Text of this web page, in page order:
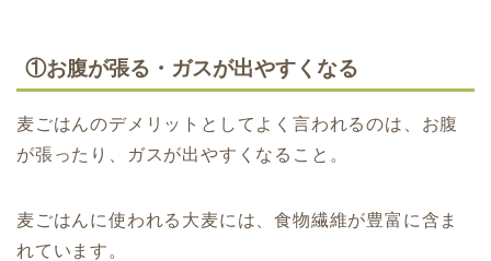
①お腹が張る・ガスが出やすくなる
麦ごはんのデメリットとしてよく言われるのは、お腹
が張ったり、ガスが出やすくなること。
麦ごはんに使われる大麦には、食物繊維が豊富に含ま
れています。